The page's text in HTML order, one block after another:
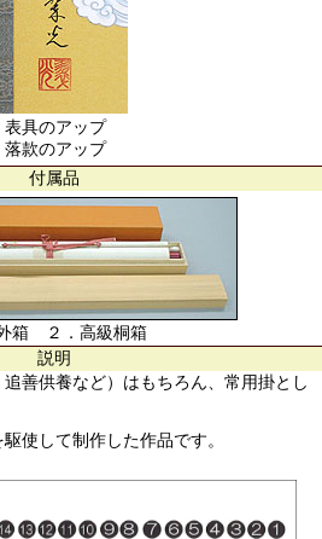
表具のアップ
落款のアップ
付属品
箱 ２．高級桐箱
説明
善供養など）はもちろん、常用掛とし
使して制作した作品です。